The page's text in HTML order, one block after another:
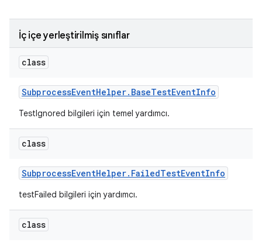
İç içe yerleştirilmiş sınıflar
class
SubprocessEventHelper. BaseTestEventInfo
TestIgnored bilgileri için temel yardımcı.
class
SubprocessEventHelper. FailedTestEventInfo
testFailed bilgileri için yardımcı.
class